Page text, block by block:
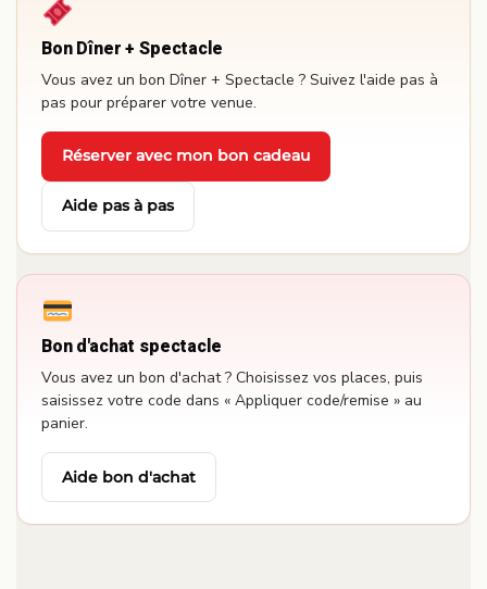
Bon Dîner + Spectacle
Vous avez un bon Dîner + Spectacle ? Suivez l'aide pas à
pas pour préparer votre venue.
Réserver avec mon bon cadeau
· Aide pas à pas
Bon d'achat spectacle
Vous avez un bon d'achat ? Choisissez vos places, puis
saisissez votre code dans « Appliquer code/remise » au
panier.
Aide bon d'achat